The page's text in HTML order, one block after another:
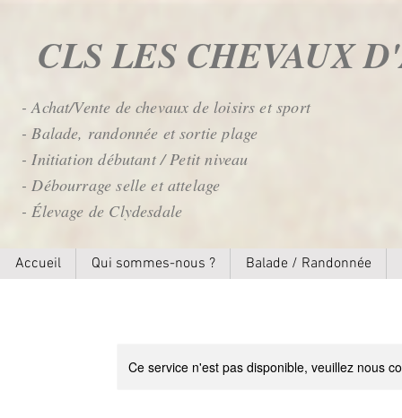
CLS LES CHEVAUX
- Achat/Vente de chevaux de loisirs et sport
- Balade, randonnée et sortie plage
- Initiation débutant / Petit niveau
- Débourrage selle et attelage
- Élevage de Clydesdale
Accueil Qui sommes-nous ? Balade / Randonnée
Ce service n'est pas disponible, veuillez nous